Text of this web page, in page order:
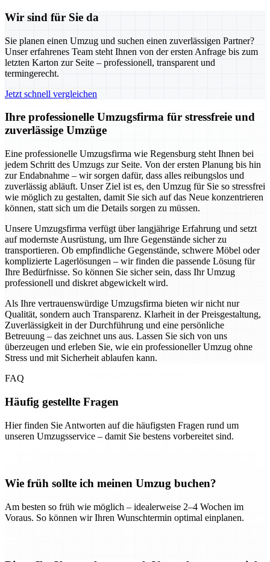
Wir sind für Sie da
Sie planen einen Umzug und suchen einen zuverlässigen Partner?
Unser erfahrenes Team steht Ihnen von der ersten Anfrage bis zum
letzten Karton zur Seite – professionell, transparent und
termingerecht.
Jetzt schnell vergleichen
Ihre professionelle Umzugsfirma für stressfreie und
zuverlässige Umzüge
Eine professionelle Umzugsfirma wie Regensburg steht Ihnen bei
jedem Schritt des Umzugs zur Seite. Von der ersten Planung bis hin
zur Endabnahme – wir sorgen dafür, dass alles reibungslos und
zuverlässig abläuft. Unser Ziel ist es, den Umzug für Sie so stressfrei
wie möglich zu gestalten, damit Sie sich auf das Neue konzentrieren
können, statt sich um die Details sorgen zu müssen.
Unsere Umzugsfirma verfügt über langjährige Erfahrung und setzt
auf modernste Ausrüstung, um Ihre Gegenstände sicher zu
transportieren. Ob empfindliche Gegenstände, schwere Möbel oder
komplizierte Lagerlösungen – wir finden die passende Lösung für
Ihre Bedürfnisse. So können Sie sicher sein, dass Ihr Umzug
professionell und diskret abgewickelt wird.
Als Ihre vertrauenswürdige Umzugsfirma bieten wir nicht nur
Qualität, sondern auch Transparenz. Klarheit in der Preisgestaltung,
Zuverlässigkeit in der Durchführung und eine persönliche
Betreuung – das zeichnet uns aus. Lassen Sie sich von uns
überzeugen und erleben Sie, wie ein professioneller Umzug ohne
Stress und mit Sicherheit ablaufen kann.
FAQ
Häufig gestellte Fragen
Hier finden Sie Antworten auf die häufigsten Fragen rund um
unseren Umzugsservice – damit Sie bestens vorbereitet sind.
Wie früh sollte ich meinen Umzug buchen?
Am besten so früh wie möglich – idealerweise 2–4 Wochen im
Voraus. So können wir Ihren Wunschtermin optimal einplanen.